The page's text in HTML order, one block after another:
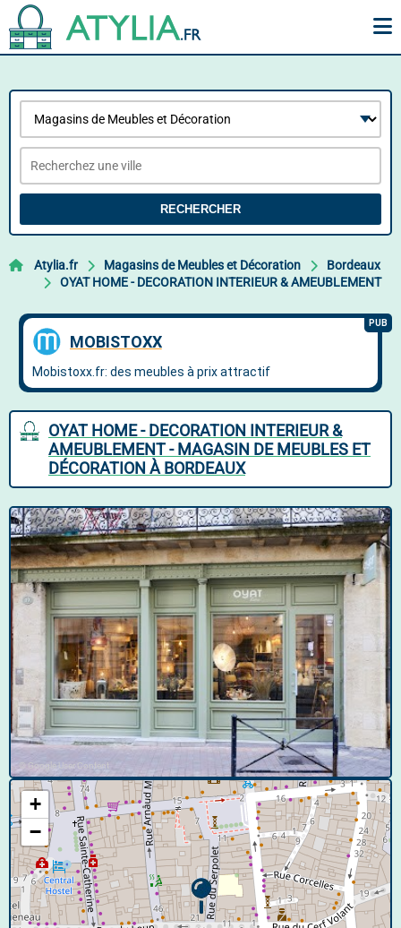
RECHERCHER
Atylia.fr Magasins de Meubles et Décoration
Bordeaux
OYAT HOME - DECORATION INTERIEUR & AMEUBLEMENT
OYAT HOME - DECORATION INTERIEUR &
AMEUBLEMENT - MAGASIN DE MEUBLES ET
DÉCORATION À BORDEAUX
© Google User Content
+
−